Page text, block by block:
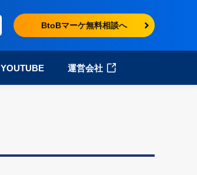
BtoBマーケ無料相談へ
YOUTUBE 運営会社